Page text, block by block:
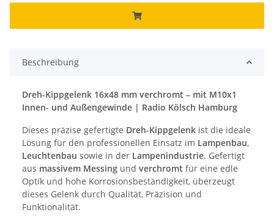
Beschreibung
Dreh-Kippgelenk 16x48 mm verchromt – mit M10x1
Innen- und Außengewinde | Radio Kölsch Hamburg
Dieses präzise gefertigte Dreh-Kippgelenk ist die ideale
Lösung für den professionellen Einsatz im Lampenbau,
Leuchtenbau sowie in der Lampenindustrie. Gefertigt
aus massivem Messing und verchromt für eine edle
Optik und hohe Korrosionsbeständigkeit, überzeugt
dieses Gelenk durch Qualität, Präzision und
Funktionalität.